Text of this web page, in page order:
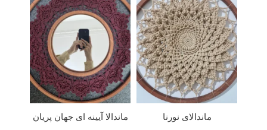
ماندالای نورنا
ماندالا آیینه ای جهان پریان